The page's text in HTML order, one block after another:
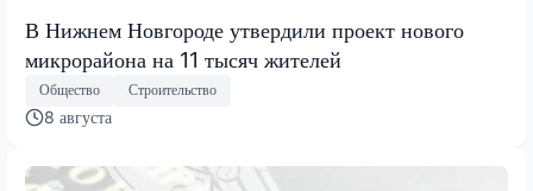
В Нижнем Новгороде утвердили проект нового
микрорайона на 11 тысяч жителей
Общество Строительство
8 августа